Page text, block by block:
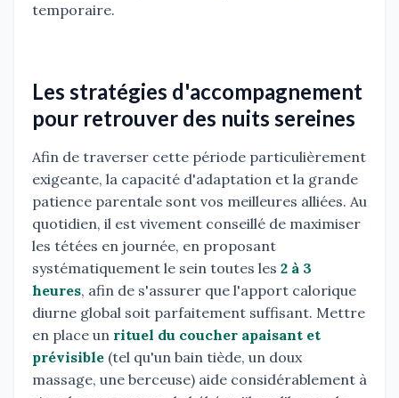
temporaire.
Les stratégies d'accompagnement
pour retrouver des nuits sereines
Afin de traverser cette période particulièrement
exigeante, la capacité d'adaptation et la grande
patience parentale sont vos meilleures alliées. Au
quotidien, il est vivement conseillé de maximiser
les tétées en journée, en proposant
systématiquement le sein toutes les 2 à 3
heures, afin de s'assurer que l'apport calorique
diurne global soit parfaitement suffisant. Mettre
en place un rituel du coucher apaisant et
prévisible (tel qu'un bain tiède, un doux
massage, une berceuse) aide considérablement à